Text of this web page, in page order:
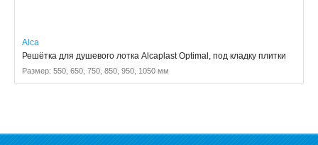
Alca
Решётка для душевого лотка Alcaplast Optimal, под кладку плитки
Размер: 550, 650, 750, 850, 950, 1050 мм